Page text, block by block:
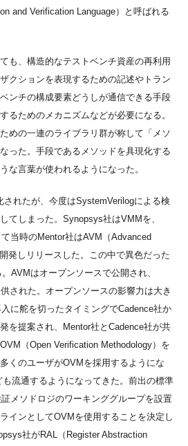
and Verification Language）と呼ばれる
も、構造的なテストベンチ資産の再利用
クションを表現するための記述やトラン
ンチの構成要素どうしが通信できる手段
るためのメカニズムなどが必要になる。
めの一連のライブラリ群が称して「メソ
った。手段であるメソッドを具現化する
な言葉が使われるようになった。
れたが、今度はSystemVerilogによる検
てしまった。Synopsys社はVMMを、
当時のMentor社はAVM（Advanced
発しリリースした。この中で異色だった
AVMはオープンソースで公開され、
された。オープンソースの影響力は大き
に舵を切ったタイミングでCadence社か
を提案され、Mentor社とCadence社が共
（Open Verification Methodology）を
くのユーザがOVMを採用するようにな
流通するようになってきた。前出の標準
メソドロジのワーキンググループを設置
インとしてOVMを使用することを決定し
社がRAL（Register Abstraction